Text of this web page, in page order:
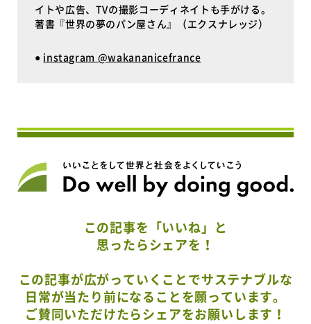
イトや広告、TVの撮影コーディネイトも手がける。
著書『世界の夢のパン屋さん』（エクスナレッジ）
● instagram @wakananicefrance
この記事を「いいね」と
思ったらシェアを！
この記事が広がっていくことでサステナブルな
日常が当たり前になることを願っています。
ご賛同いただけたらシェアをお願いします！